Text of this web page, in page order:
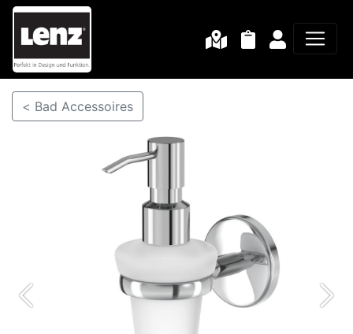
< Bad Accessoires